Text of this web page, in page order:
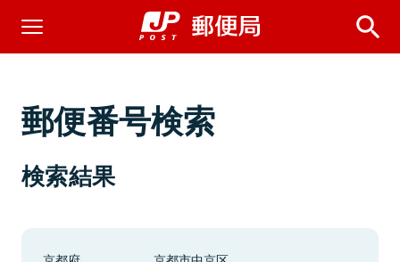
郵便番号検索
検索結果